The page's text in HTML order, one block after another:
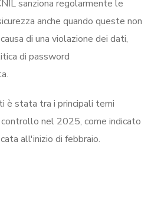
sanziona regolarmente le
anche quando queste non
di una violazione dei dati,
di password
è stata tra i principali temi
nel 2025, come indicato
all'inizio di febbraio.